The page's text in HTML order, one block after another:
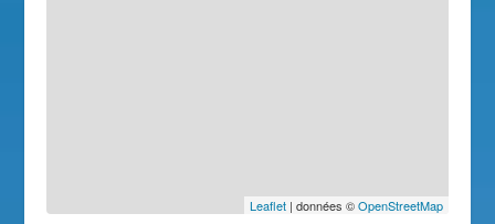
Leaflet| données ©OpenStreetMap